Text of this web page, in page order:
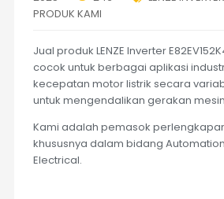
PRODUK KAMI
Jual produk LENZE Inverter
cocok untuk berbagai aplikasi
kecepatan motor listrik secara
untuk mengendalikan gerakan
Kami adalah pemasok
khususnya dalam bidang
Electrical.